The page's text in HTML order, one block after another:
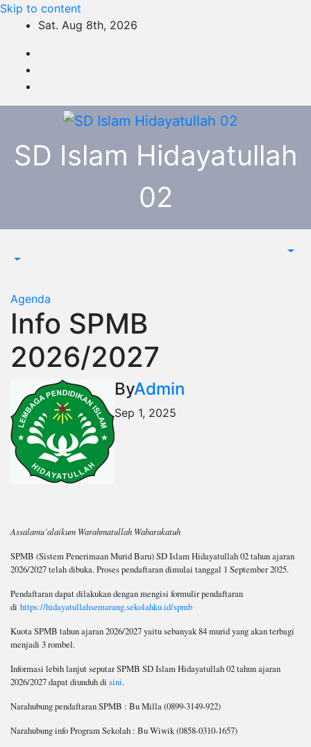
Skip to content
Sat. Aug 8th, 2026
SD Islam Hidayatullah
02
Agenda
Info SPMB
2026/2027
ByAdmin
Sep 1, 2025
Assalamu’alaikum Warahmatullah Wabarakatuh
SPMB (Sistem Penerimaan Murid Baru) SD Islam Hidayatullah 02 tahun ajaran
2026/2027 telah dibuka. Proses pendaftaran dimulai tanggal 1 September 2025.
Pendaftaran dapat dilakukan dengan mengisi formulir pendaftaran
di https://hidayatullahsemarang.sekolahku.id/spmb
Kuota SPMB tahun ajaran 2026/2027 yaitu sebanyak 84 murid yang akan terbagi
menjadi 3 rombel.
Informasi lebih lanjut seputar SPMB SD Islam Hidayatullah 02 tahun ajaran
2026/2027 dapat diunduh di sini.
Narahubung pendaftaran SPMB : Bu Milla (0899-3149-922)
Narahubung info Program Sekolah : Bu Wiwik (0858-0310-1657)